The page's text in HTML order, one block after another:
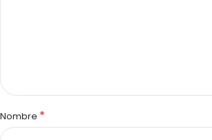
Nombre *